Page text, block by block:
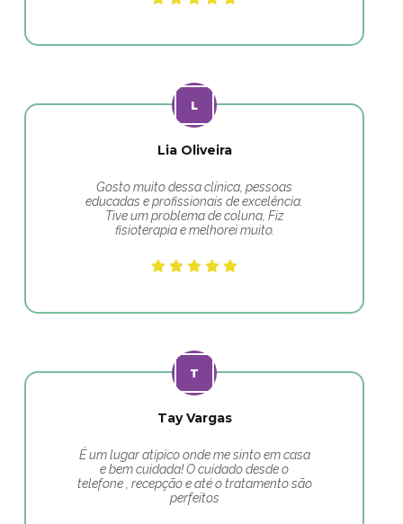
Lia Oliveira
Gosto muito dessa clínica, pessoas
educadas e profissionais de excelência.
Tive um problema de coluna, Fiz
fisioterapia e melhorei muito.
Tay Vargas
É um lugar atípico onde me sinto em casa
e bem cuidada! O cuidado desde o
telefone , recepção e até o tratamento são
perfeitos